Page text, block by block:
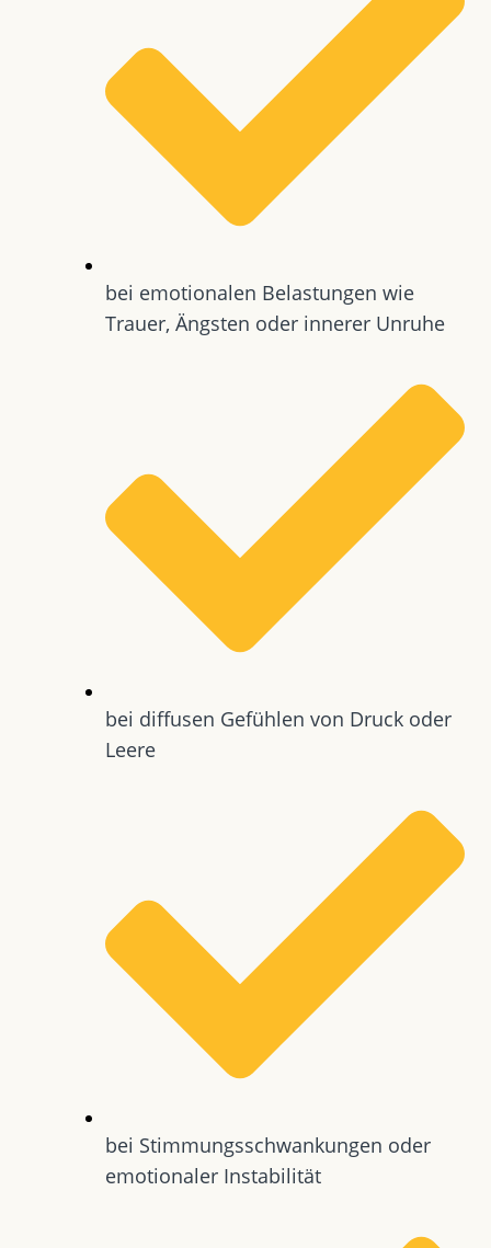
bei emotionalen Belastungen wie
Trauer, Ängsten oder innerer Unruhe
bei diffusen Gefühlen von Druck oder
Leere
bei Stimmungsschwankungen oder
emotionaler Instabilität